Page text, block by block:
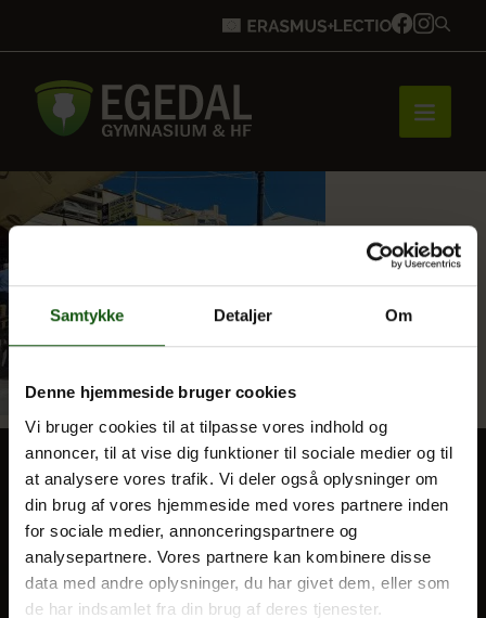
Samtykke Detaljer Om
Denne hjemmeside bruger cookies
Vi bruger cookies til at tilpasse vores indhold og
annoncer, til at vise dig funktioner til sociale medier og til
at analysere vores trafik. Vi deler også oplysninger om
din brug af vores hjemmeside med vores partnere inden
for sociale medier, annonceringspartnere og
analysepartnere. Vores partnere kan kombinere disse
data med andre oplysninger, du har givet dem, eller som
de har indsamlet fra din brug af deres tjenester.
Forside
Bliv elev
Vores uddannelser
Om E.G.
BLIV ELEV
Til forældre